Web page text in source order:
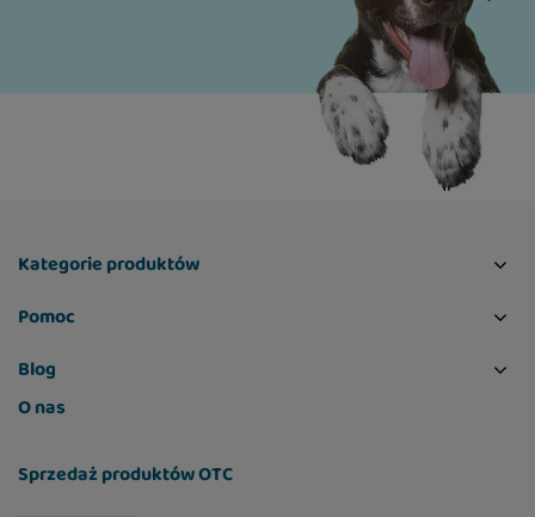
Kategorie produktów
Pomoc
Blog
O nas
Sprzedaż produktów OTC